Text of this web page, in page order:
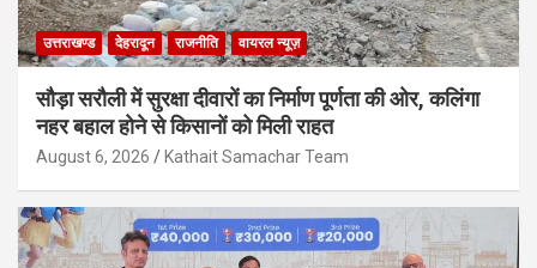
उत्तराखण्ड देहरादून राजनीति वायरल न्यूज़
सौड़ा सरौली में सुरक्षा दीवारों का निर्माण पूर्णता की ओर, कलिंगा
नहर बहाल होने से किसानों को मिली राहत
August 6, 2026 Kathait Samachar Team